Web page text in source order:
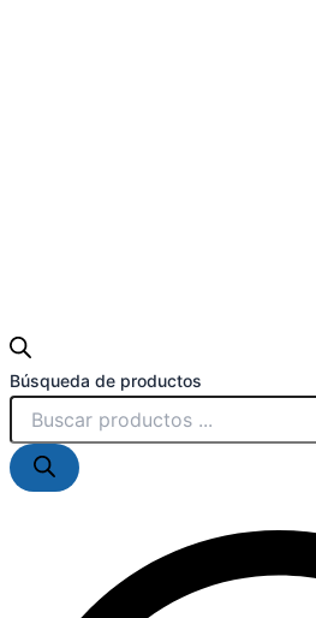
Búsqueda de productos